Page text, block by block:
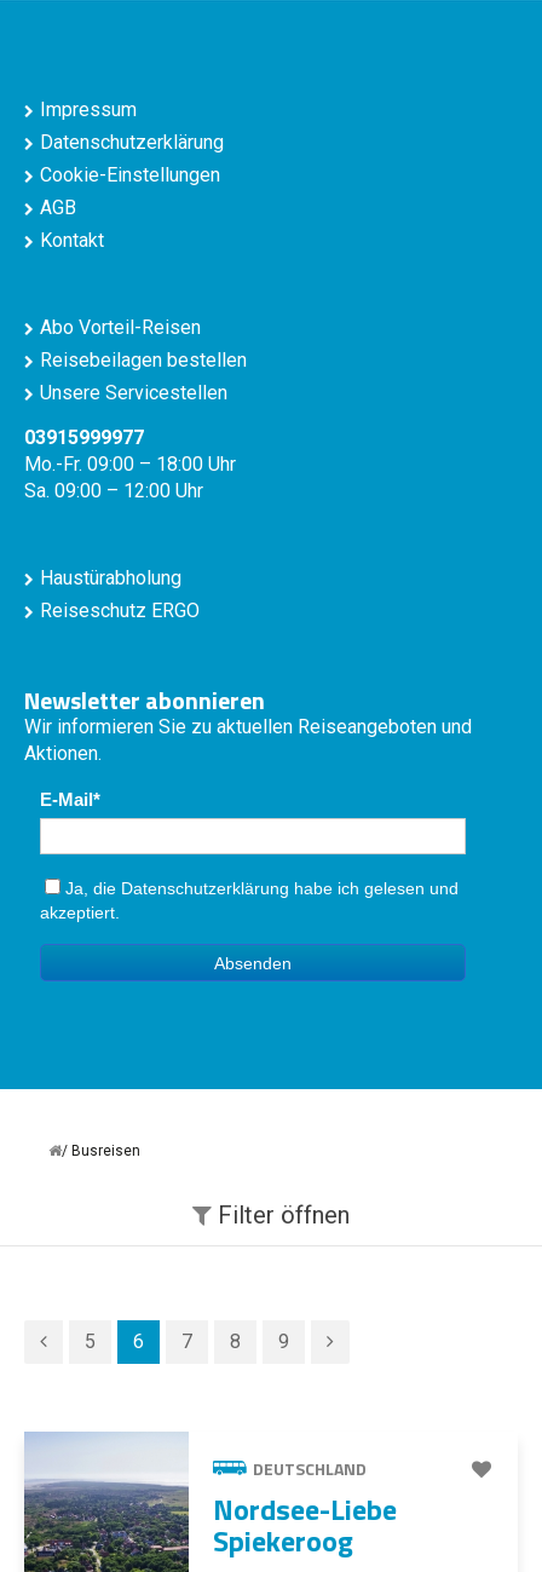
Impressum
Datenschutzerklärung
Cookie-Einstellungen
AGB
Kontakt
Abo Vorteil-Reisen
Reisebeilagen bestellen
Unsere Servicestellen
03915999977
Mo.-Fr. 09:00 – 18:00 Uhr
Sa. 09:00 – 12:00 Uhr
Haustürabholung
Reiseschutz ERGO
Newsletter abonnieren
Wir informieren Sie zu aktuellen Reiseangeboten und
Aktionen.
E-Mail
Ja, die Datenschutzerklärung habe ich gelesen und
akzeptiert.
Absenden
Busreisen
5 6 7 8 9
DEUTSCHLAND
Nordsee-Liebe
Spiekeroog
Filter öffnen